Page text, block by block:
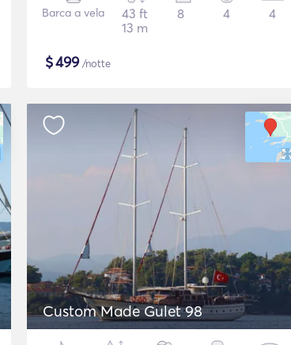
Barca a vela
43 ft
13 m
8 4 4
$499/notte
Custom Made Gulet 98